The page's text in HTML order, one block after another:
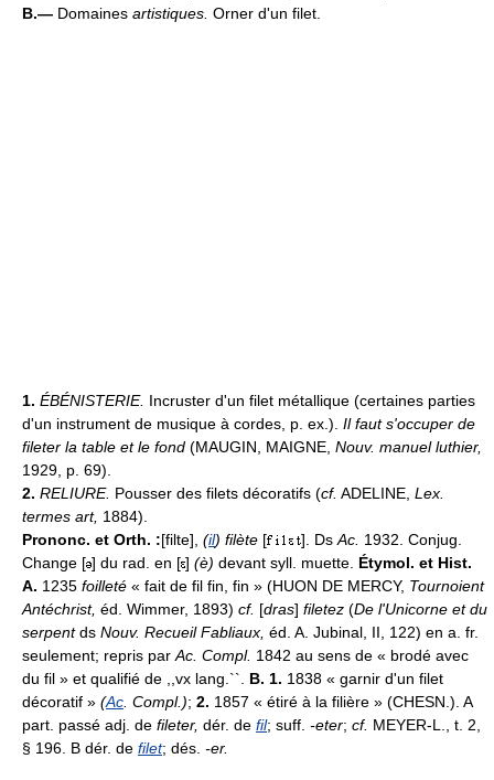
B.— Domaines artistiques. Orner d'un filet.
1. ÉBÉNISTERIE. Incruster d'un filet métallique (certaines parties
d'un instrument de musique à cordes, p. ex.). Il faut s'occuper de
fileter la table et le fond (MAUGIN, MAIGNE, Nouv. manuel luthier,
1929, p. 69).
2. RELIURE. Pousser des filets décoratifs (cf. ADELINE, Lex.
termes art, 1884).
Prononc. et Orth. :[filte], (il) filète [ ]. Ds Ac. 1932. Conjug.
Change [ ] du rad. en [ ] (è) devant syll. muette. Étymol. et Hist.
A. 1235 foilleté « fait de fil fin, fin » (HUON DE MERCY, Tournoient
Antéchrist, éd. Wimmer, 1893) cf. [dras] filetez (De l'Unicorne et du
serpentds Nouv. Recueil Fabliaux, éd. A. Jubinal, II, 122) en a. fr.
seulement; repris par Ac. Compl. 1842 au sens de « brodé avec
du fil » et qualifié de ,,vx lang.``. B. 1. 1838 « garnir d'un filet
décoratif » (Ac . Compl.); 2. 1857 « étiré à la filière » (CHESN.). A
part. passé adj. de fileter, dér. de fil; suff. -eter; cf. MEYER-L., t. 2,
§ 196. B dér. de filet; dés. -er.